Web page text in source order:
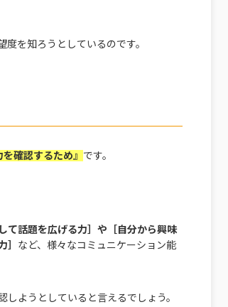
を知ろうとしているのです。
確認するため』 です。
て話題を広げる力］や［自分から興味
］ など、様々なコミュニケーション能
ようとしていると言えるでしょう。